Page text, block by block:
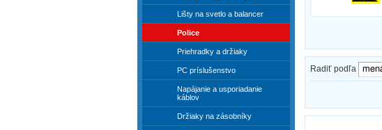
Radiť podľa
Lišty na svetlo a balancer
Police
Priehradky a držiaky
PC príslušenstvo
Napájanie a usporiadanie
káblov
Držiaky na zásobníky